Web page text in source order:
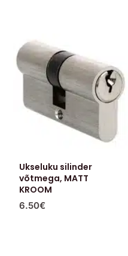
Ukseluku silinder
võtmega, MATT
KROOM
6.50€